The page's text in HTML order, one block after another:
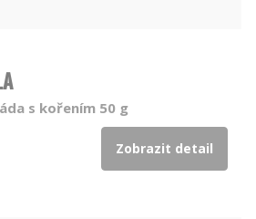
s kořením 50 g
Zobrazit detail